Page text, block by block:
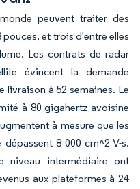
peuvent traiter des
et trois d'entre elles
Les contrats de radar
évincent la demande
livraison à 52 semaines. Le
à 80 gigahertz avoisine
à mesure que les
8 000 cm^2 V-s.
niveau intermédiaire ont
aux plateformes à 24